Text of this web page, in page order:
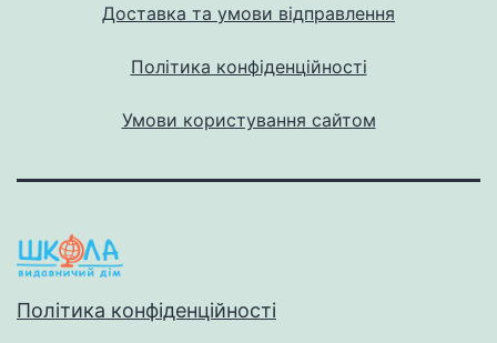
Доставка та умови відправлення
Політика конфіденційності
Умови користування сайтом
Політика конфіденційності